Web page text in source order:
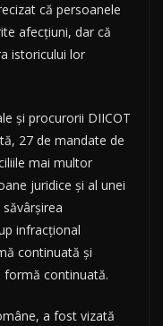
că persoanele
afecţiuni, dar că
istoricului lor
şi procurorii DIICOT
27 de mandate de
mai multor
juridice şi al unei
infracţional
continuată şi
formă continuată.
a fost vizată